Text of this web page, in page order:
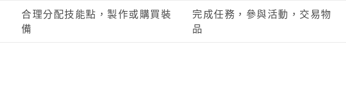
合理分配技能點，製作或購買裝
備
完成任務，參與活動，交易物
品